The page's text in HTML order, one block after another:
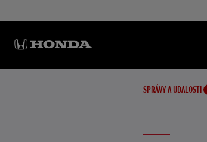
SPRÁVY A UDALOSTI